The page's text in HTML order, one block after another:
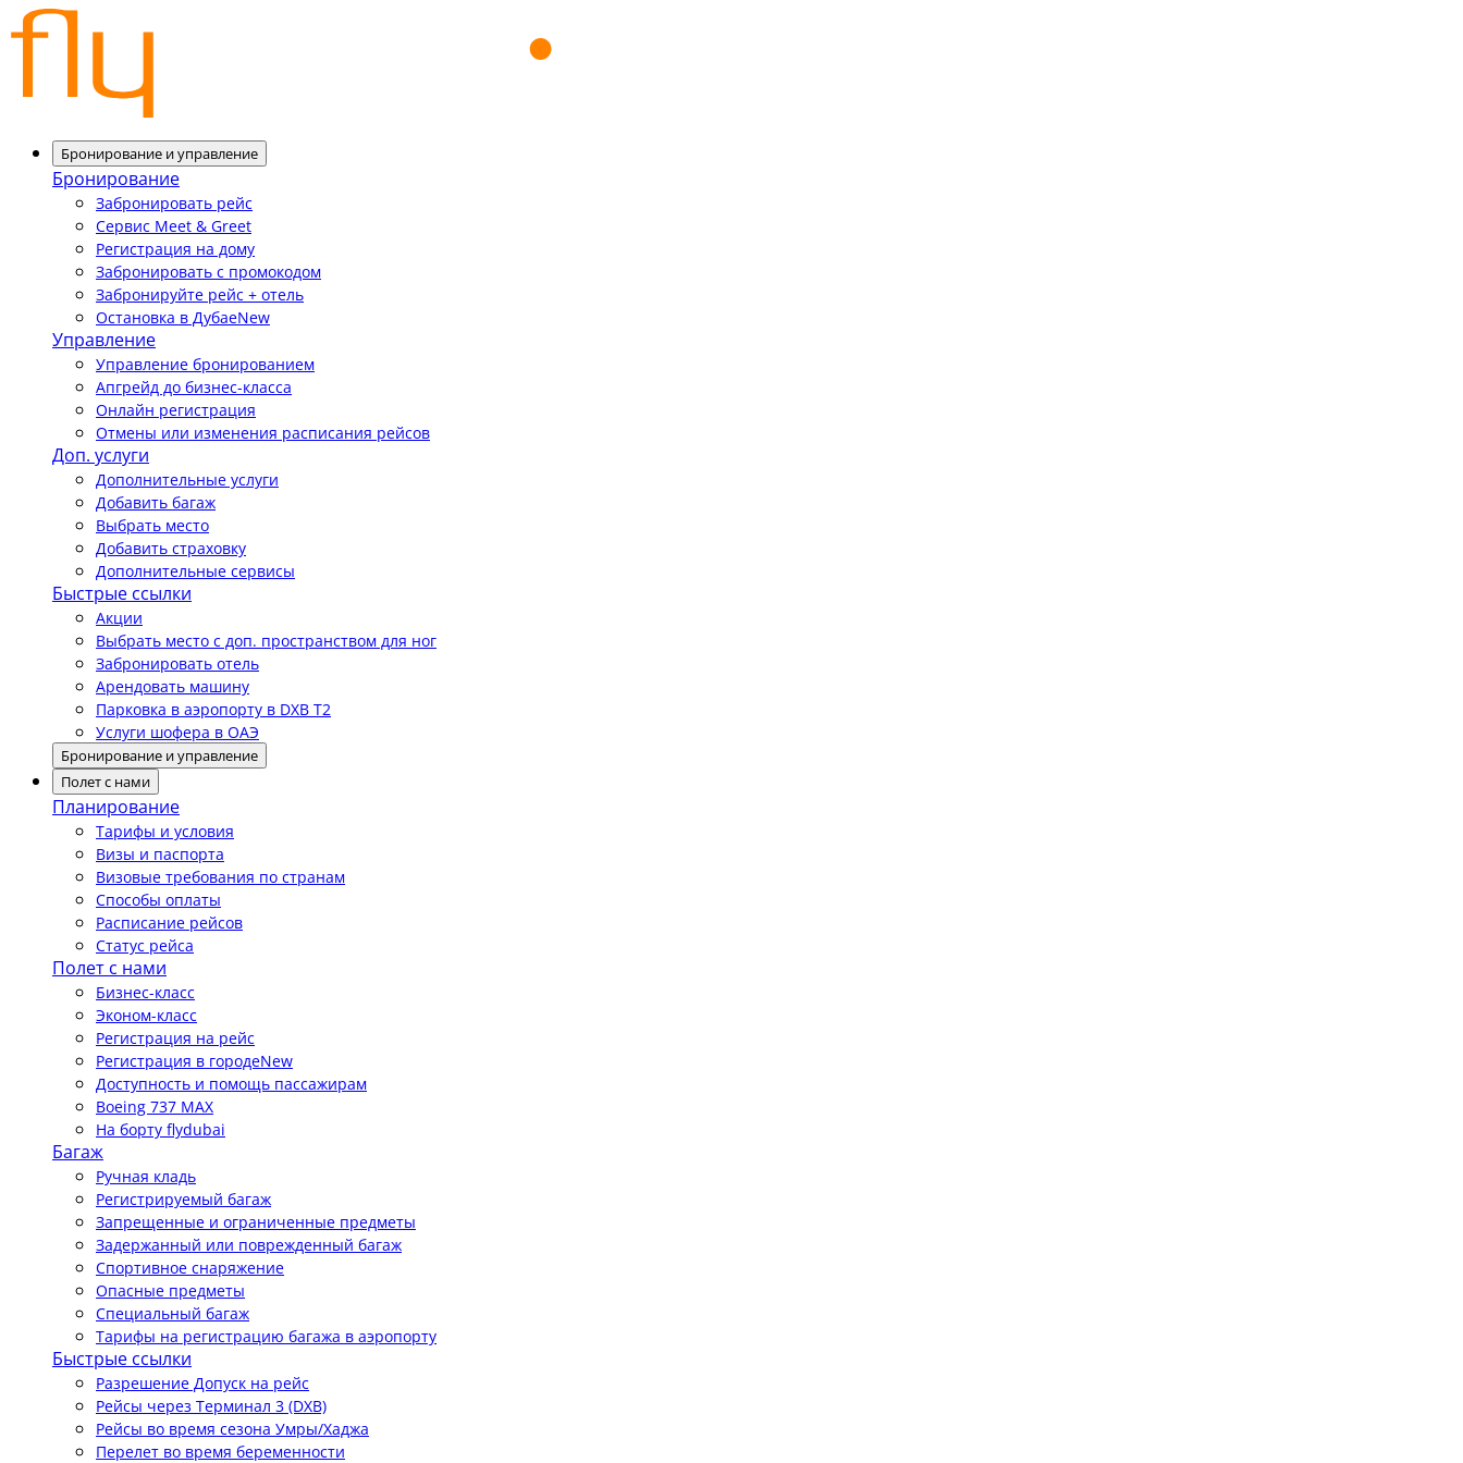
Бронирование и управление
Бронирование
Забронировать рейс
Сервис Meet & Greet
Регистрация на дому
Забронировать с промокодом
Забронируйте рейс + отель
Остановка в ДубаеNew
Управление
Управление бронированием
Апгрейд до бизнес-класса
Онлайн регистрация
Отмены или изменения расписания рейсов
Доп. услуги
Дополнительные услуги
Добавить багаж
Выбрать место
Добавить страховку
Дополнительные сервисы
Быстрые ссылки
Акции
Выбрать место с доп. пространством для ног
Забронировать отель
Арендовать машину
Парковка в аэропорту в DXB T2
Услуги шофера в ОАЭ
Бронирование и управление
Полет с нами
Планирование
Тарифы и условия
Визы и паспорта
Визовые требования по странам
Способы оплаты
Расписание рейсов
Статус рейса
Полет с нами
Бизнес-класс
Эконом-класс
Регистрация на рейс
Регистрация в городеNew
Доступность и помощь пассажирам
Boeing 737 MAX
На борту flydubai
Багаж
Ручная кладь
Регистрируемый багаж
Запрещенные и ограниченные предметы
Задержанный или поврежденный багаж
Спортивное снаряжение
Опасные предметы
Специальный багаж
Тарифы на регистрацию багажа в аэропорту
Быстрые ссылки
Разрешение Допуск на рейс
Рейсы через Терминал 3 (DXB)
Рейсы во время сезона Умры/Хаджа
Перелет во время беременности